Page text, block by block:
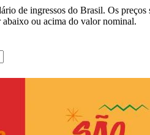
de ingressos do Brasil. Os
abaixo ou acima do valor nominal.